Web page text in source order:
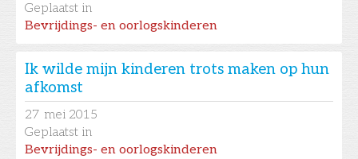
Geplaatst in
Bevrijdings- en oorlogskinderen
Ik wilde mijn kinderen trots maken op hun
afkomst
27 mei 2015
Geplaatst in
Bevrijdings- en oorlogskinderen